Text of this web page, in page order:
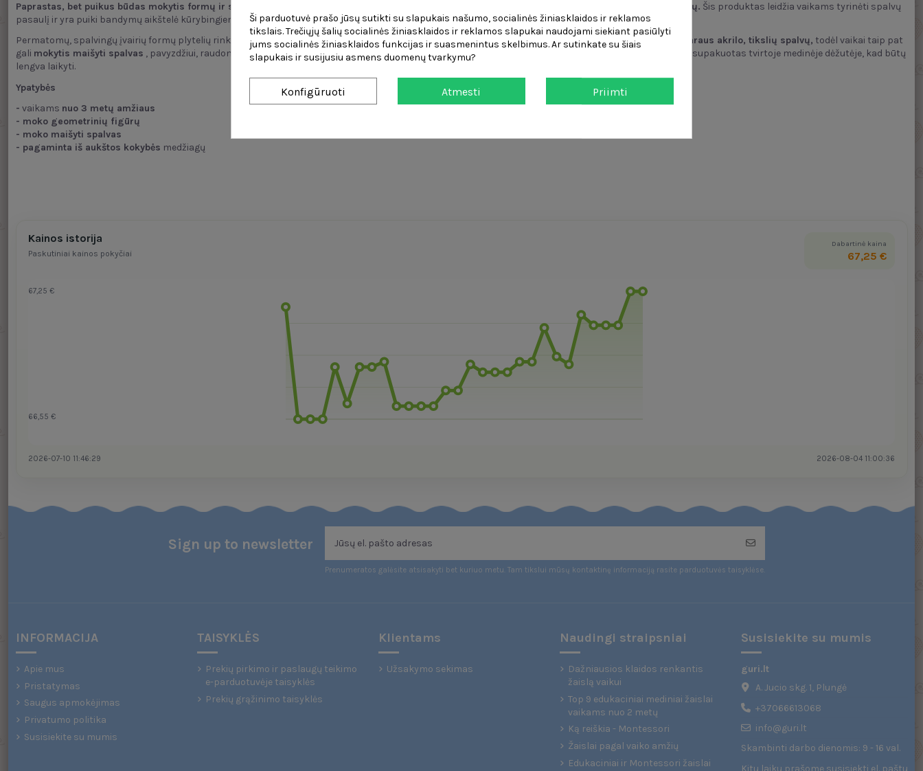
Paprastas, bet puikus būdas mokytis formų ir spalvų. spalvų derinimo principų. Šis produktas leidžia vaikams tyrinėti spalvų
pasaulį ir yra puiki bandymų aikštelė kūrybingiems mažyliams.
Permatomų, spalvingų įvairių formų plytelių rinkinys leidžia paprastai ir lengvaimokyti geometrinių figūrų komponavimo. Detalės pagamintos iš patvaraus akrilo, tikslių spalvų, todėl vaikai taip pat
gali mokytis maišyti spalvas , pavyzdžiui, raudona + geltona = oranžinė. Jos puikiai dera suMasterkidz Education“
Rinkinys supakuotas tvirtoje medinėje dėžutėje, kad būtų
lengva laikyti.
Ypatybės
- vaikams nuo 3 metų amžiaus
- moko geometrinių figūrų
- moko maišyti spalvas
- pagaminta iš aukštos kokybės medžiagų
Kainos istorija
Paskutiniai kainos pokyčiai
Dabartinė kaina
67,25 €
67,25 €
66,55 €
2026-07-10 11:46:29 2026-08-04 11:00:36
Sign up to newsletter
Prenumeratos galėsite atsisakyti bet kuriuo metu. Tam tikslui mūsų kontaktinę informaciją rasite parduotuvės taisyklėse.
INFORMACIJA
Apie mus
Pristatymas
Saugus apmokėjimas
Privatumo politika
Susisiekite su mumis
TAISYKLĖS
Prekių pirkimo ir paslaugų teikimo
e-parduotuvėje taisyklės
Prekių grąžinimo taisyklės
Klientams
Užsakymo sekimas
Naudingi straipsniai
Dažniausios klaidos renkantis
žaislą vaikui
Top 9 edukaciniai mediniai žaislai
vaikams nuo 2 metų
Ką reiškia - Montessori
Žaislai pagal vaiko amžių
Edukaciniai ir Montessori žaislai
Susisiekite su mumis
guri.lt
A. Jucio skg. 1, Plungė
+37066613068
info@guri.lt
Skambinti darbo dienomis: 9 - 16 val.
Kitu laiku prašome susisiekti el. paštu
Ši parduotuvė prašo jūsų sutikti su slapukais našumo, socialinės žiniasklaidos ir reklamos
tikslais. Trečiųjų šalių socialinės žiniasklaidos ir reklamos slapukai naudojami siekiant pasiūlyti
jums socialinės žiniasklaidos funkcijas ir suasmenintus skelbimus. Ar sutinkate su šiais
slapukais ir susijusiu asmens duomenų tvarkymu?
Konfigūruoti Atmesti Priimti